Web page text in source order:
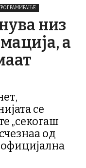
низ
а
се
„секогаш
од
официјална